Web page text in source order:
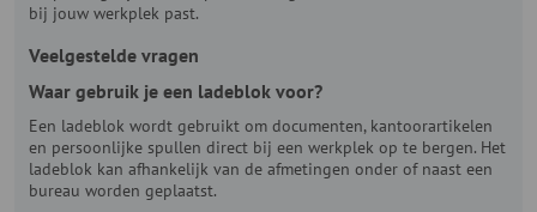
bij jouw werkplek past.
Veelgestelde vragen
Waar gebruik je een ladeblok voor?
Een ladeblok wordt gebruikt om documenten, kantoorartikelen
en persoonlijke spullen direct bij een werkplek op te bergen. Het
ladeblok kan afhankelijk van de afmetingen onder of naast een
bureau worden geplaatst.